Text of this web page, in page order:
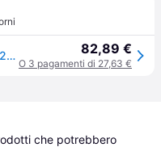
Digitus Alloggiamento a parete da 254 mm (10") - 312 x 300 DN-10-09U 82,89 €
O 3 pagamenti di 27,63 €
che potrebbero